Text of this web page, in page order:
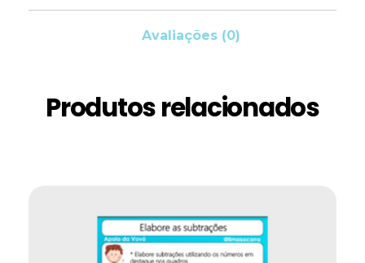
Avaliações (0)
Produtos relacionados